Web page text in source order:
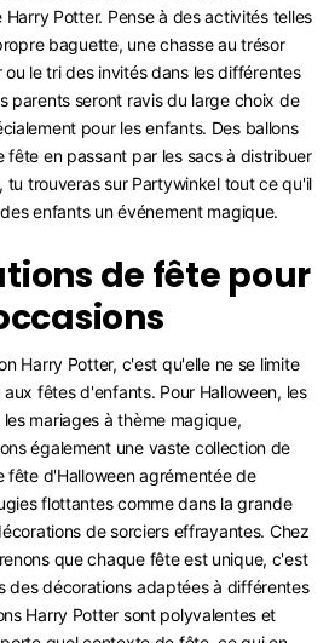
Potter. Pense à des activités telles
baguette, une chasse au trésor
le tri des invités dans les différentes
parents seront ravis du large choix de
pour les enfants. Des ballons
fête en passant par les sacs à distribuer
trouveras sur Partywinkel tout ce qu'il
enfants un événement magique.
de fête pour
Harry Potter, c'est qu'elle ne se limite
fêtes d'enfants. Pour Halloween, les
mariages à thème magique,
également une vaste collection de
fête d'Halloween agrémentée de
flottantes comme dans la grande
de sorciers effrayantes. Chez
que chaque fête est unique, c'est
des décorations adaptées à différentes
Harry Potter sont polyvalentes et